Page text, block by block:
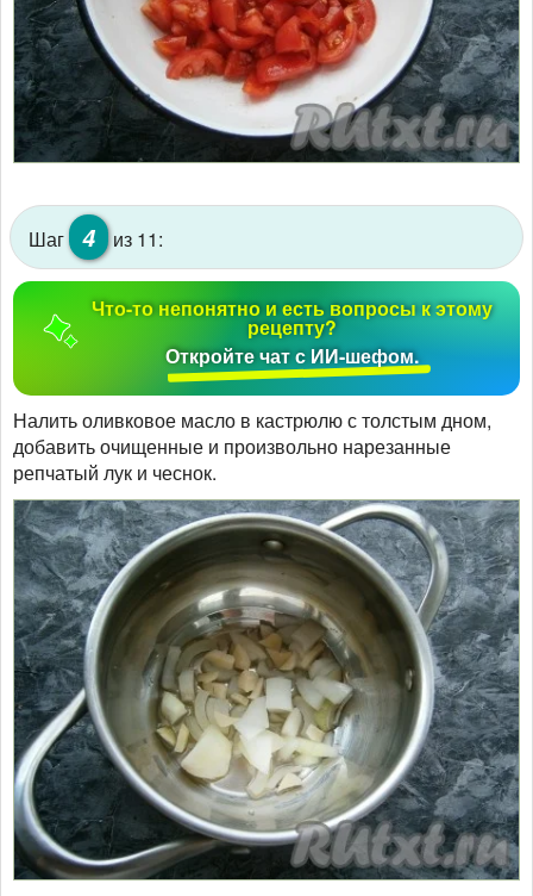
Шаг 4 из 11:
Что-то непонятно и есть вопросы к этому
рецепту?
Откройте чат с ИИ-шефом.
Налить оливковое масло в кастрюлю с толстым дном,
добавить очищенные и произвольно нарезанные
репчатый лук и чеснок.